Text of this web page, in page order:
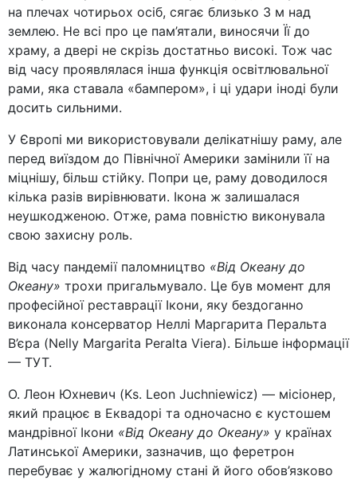
на плечах чотирьох осіб, сягає близько 3 м над
землею. Не всі про це пам’ятали, виносячи Її до
храму, а двері не скрізь достатньо високі. Тож час
від часу проявлялася інша функція освітлювальної
рами, яка ставала «бампером», і ці удари іноді були
досить сильними.
У Європі ми використовували делікатнішу раму, але
перед виїздом до Північної Америки замінили її на
міцнішу, більш стійку. Попри це, раму доводилося
кілька разів вирівнювати. Ікона ж залишалася
неушкодженою. Отже, рама повністю виконувала
свою захисну роль.
Від часу пандемії паломництво «Від Океану до
Океану» трохи пригальмувало. Це був момент для
професійної реставрації Ікони, яку бездоганно
виконала консерватор Неллі Маргарита Перальта
В’єра (Nelly Margarita Peralta Viera). Більше інформації
— ТУТ.
О. Леон Юхневич (Ks. Leon Juchniewicz) — місіонер,
який працює в Еквадорі та одночасно є кустошем
мандрівної Ікони «Від Океану до Океану» у країнах
Латинської Америки, зазначив, що феретрон
перебуває у жалюгідному стані й його обов’язково